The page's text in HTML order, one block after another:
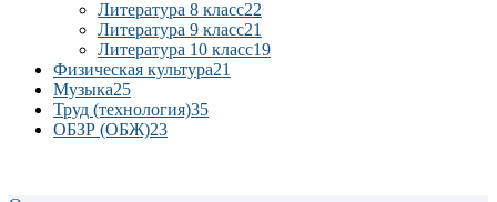
Литература 8 класс22
Литература 9 класс21
Литература 10 класс19
Физическая культура21
Музыка25
Труд (технология)35
ОБЗР (ОБЖ)23